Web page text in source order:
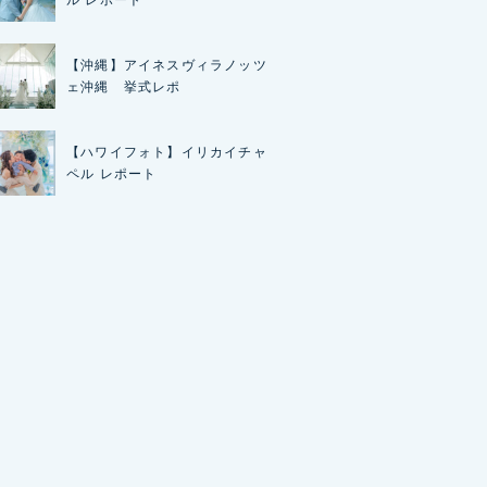
【沖縄】アイネスヴィラノッツ
ェ沖縄 挙式レポ
【ハワイフォト】イリカイチャ
ペル レポート